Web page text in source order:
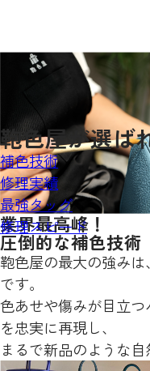
鞄色屋が選ば
補色技術
修理実績
最強タッグ
修理スピード
業界最高峰！
圧倒的な補色技術
鞄色屋の最大の強み
です。
色あせや傷みが目立
を忠実に再現し、
まるで新品のような自